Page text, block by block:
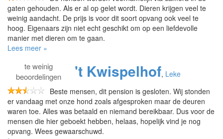
gaten gehouden. Als er al op gelet wordt. Dieren krijgen veel te
weinig aandacht. De prijs is voor dit soort opvang ook veel te
hoog. Eigenaars zijn niet echt geschikt om op een liefdevolle
manier met dieren om te gaan.
Lees meer »
teweinig
beoordelingen
't Kwispelhof, Leke
Beste mensen, dit pension is gesloten. Wij stonden
er vandaag met onze hond zoals afgesproken maar de deuren
waren toe. Alles was betaald en niemand bereikbaar. Dus voor de
mensen die hier geboekt hebben, helaas, hopelijk vind je nog
opvang. Wees gewaarschuwd.